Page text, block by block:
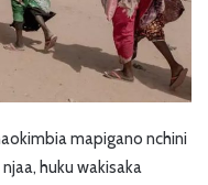
mapigano nchini
huku wakisaka